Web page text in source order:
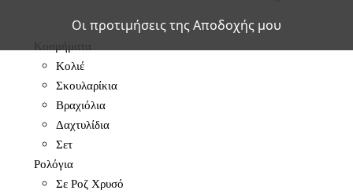
Κοσμήματα
Κολιέ
Σκουλαρίκια
Βραχιόλια
Δαχτυλίδια
Σετ
Ρολόγια
Σε Ροζ Χρυσό
Οι προτιμήσεις της Αποδοχής μου